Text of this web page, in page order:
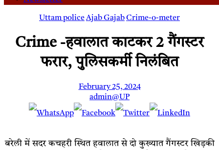
Uttam policeAjab GajabCrime-o-meter
Crime -हवालात काटकर 2 गैंगस्टर
फरार, पुलिसकर्मी निलंबित
February 25, 2024
admin@UP
बरेली में सदर कचहरी स्थित हवालात से दो कुख्यात गैंगस्टर खिड़की